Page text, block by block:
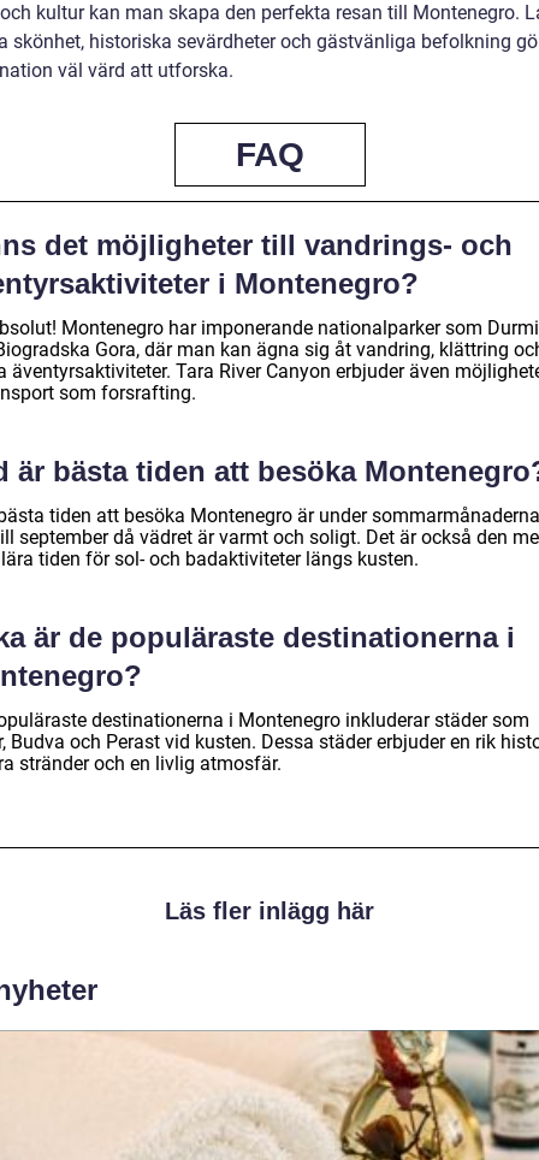
kultur kan man skapa den perfekta resan till Montenegro.
skönhet, historiska sevärdheter och gästvänliga befolkning
väl värd att utforska.
FAQ
det möjligheter till vandrings- och
i Montenegro?
Montenegro har imponerande nationalparker som
Gora, där man kan ägna sig åt vandring, klättring
äventyrsaktiviteter. Tara River Canyon erbjuder även
som forsrafting.
är bästa tiden att besöka
tiden att besöka Montenegro är under
september då vädret är varmt och soligt. Det är också den
tiden för sol- och badaktiviteter längs kusten.
är de populäraste destinationerna i
destinationerna i Montenegro inkluderar städer som
Budva och Perast vid kusten. Dessa städer erbjuder en rik
stränder och en livlig atmosfär.
Läs fler inlägg här